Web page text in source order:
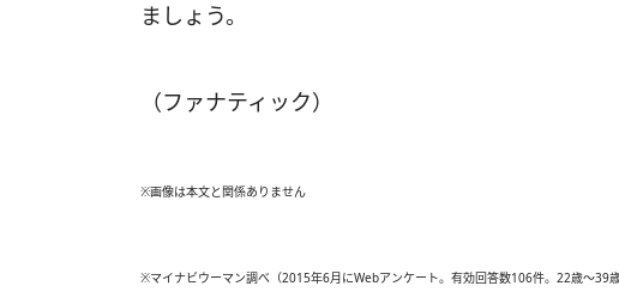
ましょう。
（ファナティック）
※画像は本文と関係ありません
※マイナビウーマン調べ（2015年6月にWebアンケート。有効回答数106件。22歳～39歳